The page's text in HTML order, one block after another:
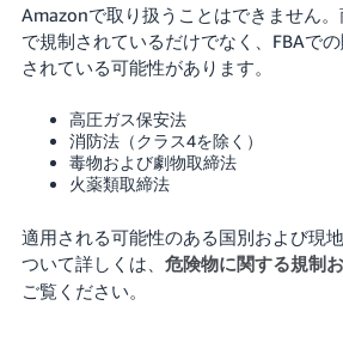
Amazonで取り扱うことはできません
で規制されているだけでなく、FBAで
されている可能性があります。
高圧ガス保安法
消防法（クラス4を除く）
毒物および劇物取締法
火薬類取締法
適用される可能性のある国別および現
ついて詳しくは、 危険物に関する規制
ご覧ください。